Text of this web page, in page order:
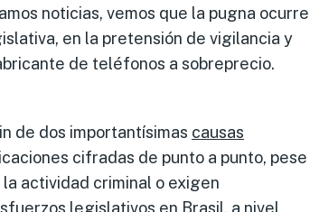
noticias, vemos que la pugna ocurre
en la pretensión de vigilancia y
de teléfonos a sobreprecio.
de dos importantísimas causas
cifradas de punto a punto, pese
la actividad criminal o exigen
legislativos en Brasil, a nivel